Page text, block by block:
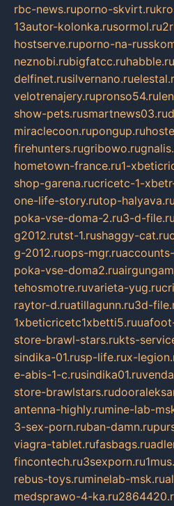
rbc-news.ruporno-skvirt.ru
13autor-kolonka.rusormol.ru
hostserve.ruporno-na-
neznobi.rubigfatcc.ruhabble.ru
delfinet.rusilvernano.ru
velotrenajery.rupronso54.ru
show-pets.rusmartnews03.ru
miraclecoon.rupongup.ru
firehunters.rugribowo.ru
hometown-france.ru1-
shop-garena.rucricetc-1-
one-life-story.rutop-halyava.ru
poka-vse-doma-2.ru3-d-file.ru
g2012.rutst-1.rushaggy-cat.ru
g-2012.ruops-mgr.ru
poka-vse-doma2.ru
tehosmotre.ruvarieta-yug.ru
raytor-d.ruatillagunn.ru3d-
1xbeticricetc1xbetti5.ru
store-brawl-stars.rukts-
sindika-01.rusp-life.rux-
e-abis-1-c.rusindika01.ru
store-brawlstars.ru
antenna-highly.rumine-lab-
3-sex-porn.ruban-damn.ru
viagra-tablet.rufasbags.ru
fincontech.ru3sexporn.ru
rebus-toys.ruminelab-msk.ru
medsprawo-4-ka.ru